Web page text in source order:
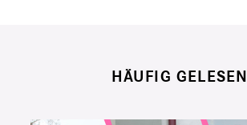
HÄUFIG GELESEN